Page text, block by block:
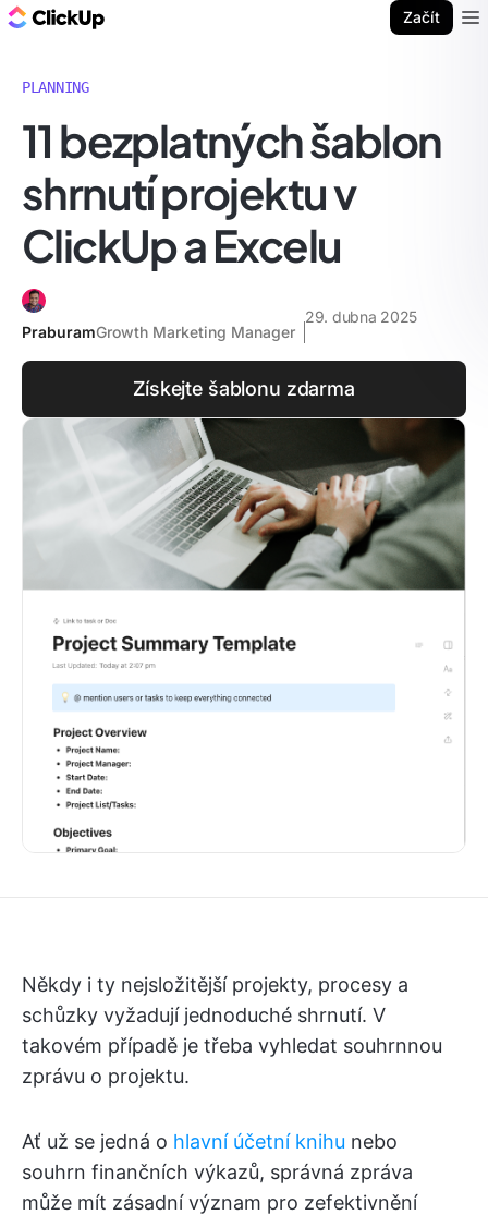
Začít
PLANNING
11 bezplatných šablon
shrnutí projektu v
ClickUp a Excelu
PraburamGrowth Marketing Manager
29. dubna 2025
Získejte šablonu zdarma
Někdy i ty nejsložitější projekty, procesy a
schůzky vyžadují jednoduché shrnutí. V
takovém případě je třeba vyhledat souhrnnou
zprávu o projektu.
Ať už se jedná o hlavní účetní knihu nebo
souhrn finančních výkazů, správná zpráva
může mít zásadní význam pro zefektivnění